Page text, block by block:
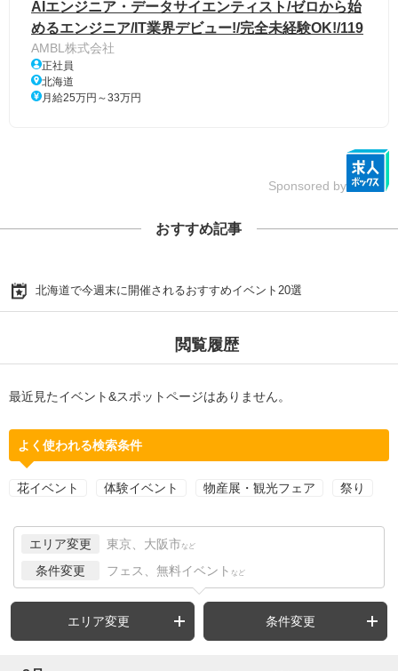
AIエンジニア・データサイエンティスト/ゼロから始
めるエンジニア/IT業界デビュー!/完全未経験OK!/119
AMBL株式会社
正社員
北海道
月給25万円～33万円
Sponsored by
おすすめ記事
北海道で今週末に開催されるおすすめイベント20選
閲覧履歴
最近見たイベント&スポットページはありません。
よく使われる検索条件
花イベント 体験イベント 物産展・観光フェア 祭り
エリア変更 東京、大阪市 など
条件変更 フェス、無料イベント など
エリア変更 条件変更